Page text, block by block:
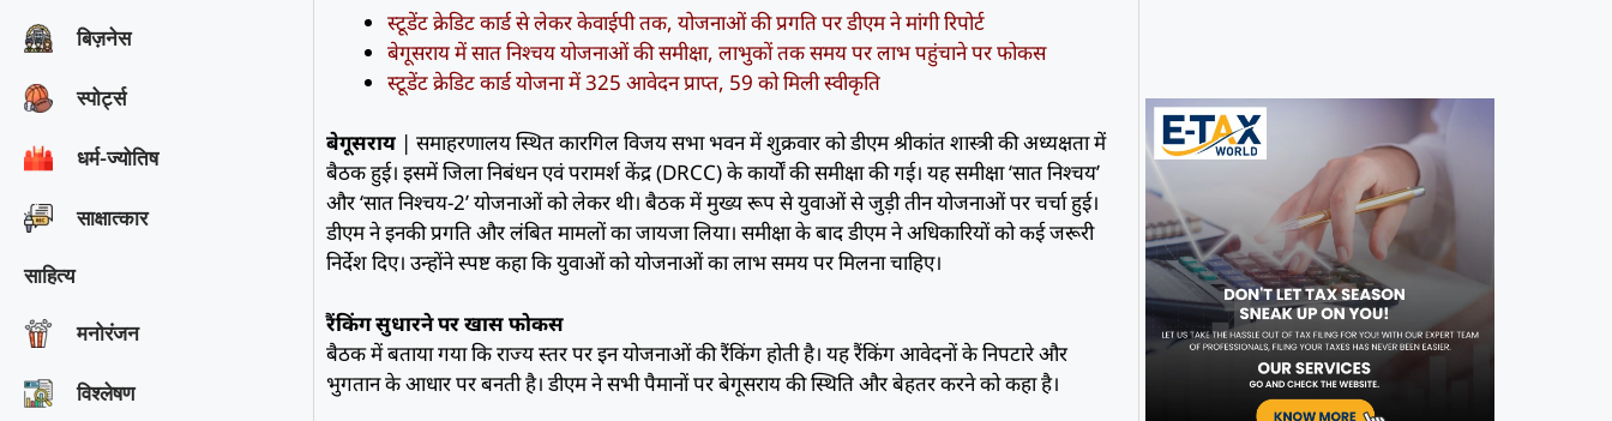
बिज़नेस
स्पोर्ट्स
धर्म-ज्योतिष
साक्षात्‍कार
साहित्य
मनोरंजन
विश्‍लेषण
स्टूडेंट क्रेडिट कार्ड से लेकर केवाईपी तक, योजनाओं की प्रगति पर डीएम ने मांगी रिपोर्ट
बेगूसराय में सात निश्चय योजनाओं की समीक्षा, लाभुकों तक समय पर लाभ पहुंचाने पर फोकस
स्टूडेंट क्रेडिट कार्ड योजना में 325 आवेदन प्राप्त, 59 को मिली स्वीकृति
बेगूसराय | समाहरणालय स्थित कारगिल विजय सभा भवन में शुक्रवार को डीएम श्रीकांत शास्त्री की अध्यक्षता में
बैठक हुई। इसमें जिला निबंधन एवं परामर्श केंद्र (DRCC) के कार्यों की समीक्षा की गई। यह समीक्षा ‘सात निश्चय’
और ‘सात निश्चय-2’ योजनाओं को लेकर थी। बैठक में मुख्य रूप से युवाओं से जुड़ी तीन योजनाओं पर चर्चा हुई।
डीएम ने इनकी प्रगति और लंबित मामलों का जायजा लिया। समीक्षा के बाद डीएम ने अधिकारियों को कई जरूरी
निर्देश दिए। उन्होंने स्पष्ट कहा कि युवाओं को योजनाओं का लाभ समय पर मिलना चाहिए।
रैंकिंग सुधारने पर खास फोकस
बैठक में बताया गया कि राज्य स्तर पर इन योजनाओं की रैंकिंग होती है। यह रैंकिंग आवेदनों के निपटारे और
भुगतान के आधार पर बनती है। डीएम ने सभी पैमानों पर बेगूसराय की स्थिति और बेहतर करने को कहा है।